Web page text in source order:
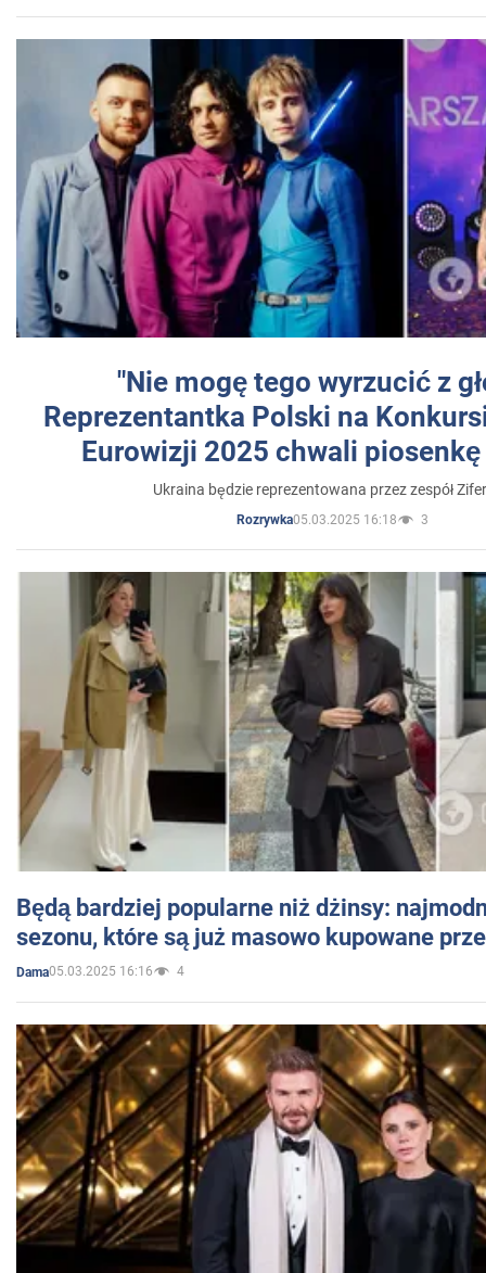
"Nie mogę tego wyrzucić z
Reprezentantka Polski na
Eurowizji 2025 chwali
Ukraina będzie reprezentowana przez zespół
Rozrywka05.03.2025 16:18 3
Będą bardziej popularne niż dżinsy:
sezonu, które są już masowo kupowane
Dama05.03.2025 16:16 4